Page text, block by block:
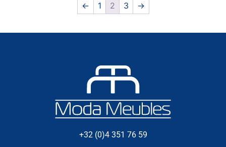
← 1 2 3 →
+32 (0)4 351 76 59